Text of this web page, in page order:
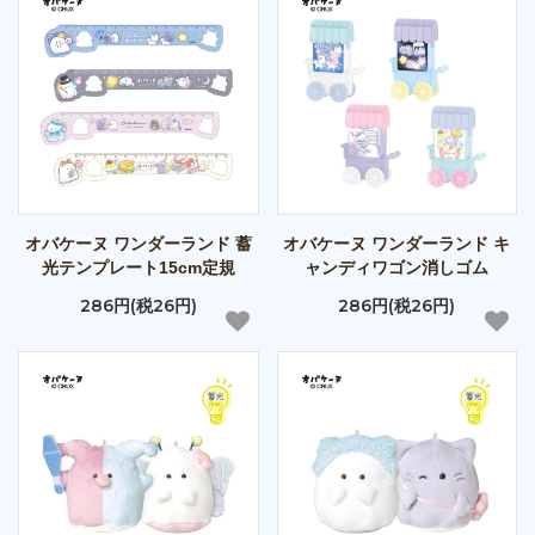
オバケーヌ ワンダーランド 蓄
光テンプレート15cm定規
286円(税26円)
オバケーヌ ワンダーランド キ
ャンディワゴン消しゴム
286円(税26円)